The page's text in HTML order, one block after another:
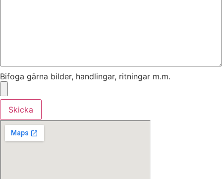
Bifoga gärna bilder, handlingar, ritningar m.m.
Skicka